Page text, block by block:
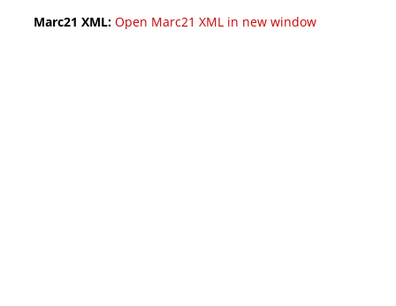
Marc21 XML: Open Marc21 XML in new window